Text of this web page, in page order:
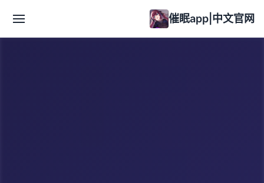
催眠app|中文官网